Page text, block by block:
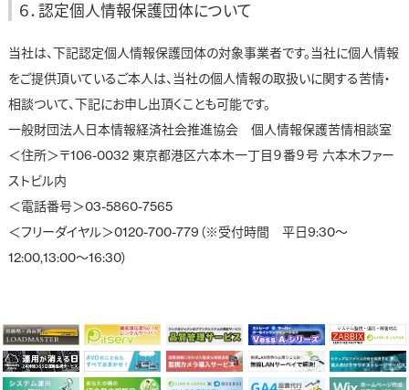
６．認定個人情報保護団体について
当社は、下記認定個人情報保護団体の対象事業者です。当社に個人情報
をご提供頂いているご本人は、当社の個人情報の取扱いに関する苦情・
相談ついて、下記にお申し出頂くことも可能です。
一般財団法人日本情報経済社会推進協会 個人情報保護苦情相談室
＜住所＞〒106-0032 東京都港区六本木一丁目９番９号 六本木ファー
ストビル内
＜電話番号＞03-5860-7565
＜フリーダイヤル＞0120-700-779（※受付時間 平日9:30～
12:00,13:00～16:30）